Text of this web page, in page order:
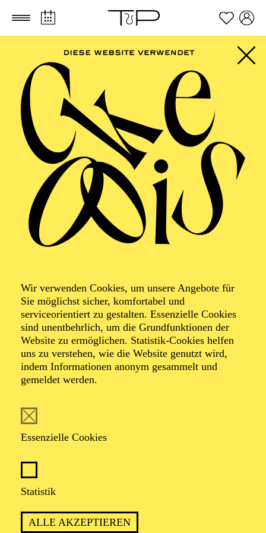
Zum Hauptinhalt springen Zum Footer springen
Wir verwenden Cookies, um unsere Angebote für
Sie möglichst sicher, komfortabel und
serviceorientiert zu gestalten. Essenzielle Cookies
sind unentbehrlich, um die Grundfunktionen der
Website zu ermöglichen. Statistik-Cookies helfen
uns zu verstehen, wie die Website genutzt wird,
indem Informationen anonym gesammelt und
gemeldet werden.
Essenzielle Cookies
Statistik
ALLE AKZEPTIEREN
Foto: Helge Bauer
Josef Ernst
Köpplinger
Der aus Niederösterreich stammende Josef Ernst
Köpplinger studierte an der Hochschule für Musik und
Darstellende Kunst in Wien, sowie in New York und
den Städtischen Bühnen Regensburg. Von dort führte